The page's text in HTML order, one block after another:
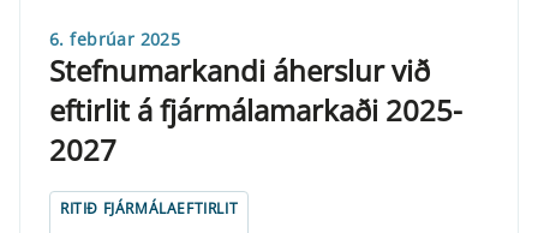
6. febrúar 2025
Stefnumarkandi áherslur við
eftirlit á fjármálamarkaði 2025-
2027
RITIÐ FJÁRMÁLAEFTIRLIT